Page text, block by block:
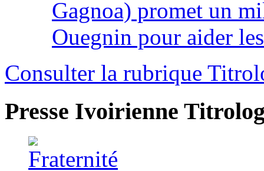
Gagnoa) promet un
Ouegnin pour aider
Consulter la rubrique
Presse Ivoirienne